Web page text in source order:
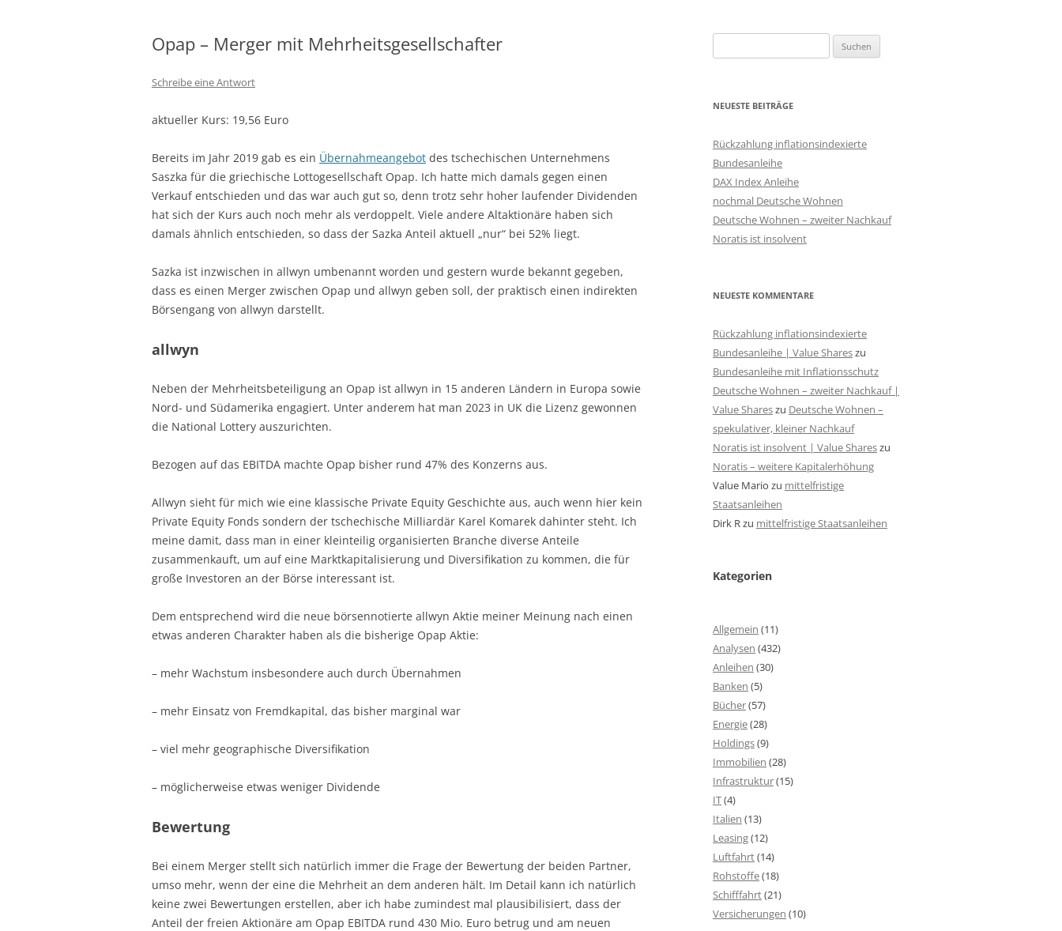
Opap – Merger mit Mehrheitsgesellschafter
Schreibe eine Antwort
aktueller Kurs: 19,56 Euro
Bereits im Jahr 2019 gab es ein Übernahmeangebot des tschechischen Unternehmens
Saszka für die griechische Lottogesellschaft Opap. Ich hatte mich damals gegen einen
Verkauf entschieden und das war auch gut so, denn trotz sehr hoher laufender Dividenden
hat sich der Kurs auch noch mehr als verdoppelt. Viele andere Altaktionäre haben sich
damals ähnlich entschieden, so dass der Sazka Anteil aktuell „nur“ bei 52% liegt.
Sazka ist inzwischen in allwyn umbenannt worden und gestern wurde bekannt gegeben,
dass es einen Merger zwischen Opap und allwyn geben soll, der praktisch einen indirekten
Börsengang von allwyn darstellt.
allwyn
Neben der Mehrheitsbeteiligung an Opap ist allwyn in 15 anderen Ländern in Europa sowie
Nord- und Südamerika engagiert. Unter anderem hat man 2023 in UK die Lizenz gewonnen
die National Lottery auszurichten.
Bezogen auf das EBITDA machte Opap bisher rund 47% des Konzerns aus.
Allwyn sieht für mich wie eine klassische Private Equity Geschichte aus, auch wenn hier kein
Private Equity Fonds sondern der tschechische Milliardär Karel Komarek dahinter steht. Ich
meine damit, dass man in einer kleinteilig organisierten Branche diverse Anteile
zusammenkauft, um auf eine Marktkapitalisierung und Diversifikation zu kommen, die für
große Investoren an der Börse interessant ist.
Dem entsprechend wird die neue börsennotierte allwyn Aktie meiner Meinung nach einen
etwas anderen Charakter haben als die bisherige Opap Aktie:
– mehr Wachstum insbesondere auch durch Übernahmen
– mehr Einsatz von Fremdkapital, das bisher marginal war
– viel mehr geographische Diversifikation
– möglicherweise etwas weniger Dividende
Bewertung
Bei einem Merger stellt sich natürlich immer die Frage der Bewertung der beiden Partner,
umso mehr, wenn der eine die Mehrheit an dem anderen hält. Im Detail kann ich natürlich
keine zwei Bewertungen erstellen, aber ich habe zumindest mal plausibilisiert, dass der
Anteil der freien Aktionäre am Opap EBITDA rund 430 Mio. Euro betrug und am neuen
nach:
NEUESTE BEITRÄGE
Rückzahlung inflationsindexierte
Bundesanleihe
DAX Index Anleihe
nochmal Deutsche Wohnen
Deutsche Wohnen – zweiter Nachkauf
Noratis ist insolvent
NEUESTE KOMMENTARE
Rückzahlung inflationsindexierte
Bundesanleihe | Value Shareszu
Bundesanleihe mit Inflationsschutz
Deutsche Wohnen – zweiter Nachkauf |
Value Shareszu Deutsche Wohnen –
spekulativer, kleiner Nachkauf
Noratis ist insolvent | Value Shareszu
Noratis – weitere Kapitalerhöhung
Value Mario zu mittelfristige
Staatsanleihen
Dirk Rzu mittelfristige Staatsanleihen
Kategorien
Allgemein (11)
Analysen (432)
Anleihen (30)
Banken (5)
Bücher(57)
Energie(28)
Holdings(9)
Immobilien (28)
Infrastruktur(15)
IT(4)
Italien (13)
Leasing(12)
Luftfahrt(14)
Rohstoffe(18)
Schifffahrt(21)
Versicherungen (10)